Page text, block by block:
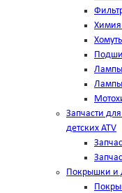
Химия
Лампы
Лампы
Запчасти
детских ATV
Покрышки и